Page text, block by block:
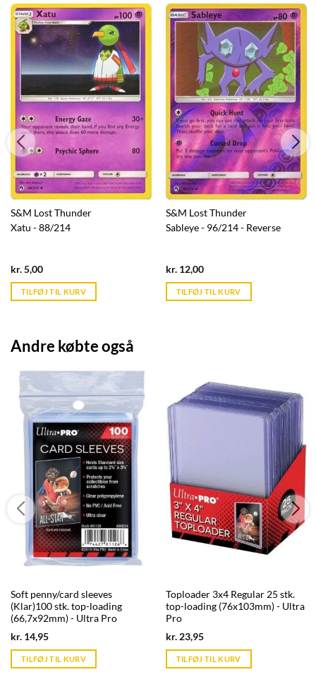
S&M Lost Thunder
Xatu - 88/214
kr.5,00Current
is:
kr. 39,95.
TILFØJ TIL KURV
S&M Lost Thunder
Sableye - 96/214 - Reverse
kr.12,00Current
is:
kr. 39,95.
TILFØJ TIL KURV
Andre købte også
Soft penny/card sleeves
(Klar)100 stk. top-loading
(66,7x92mm) - Ultra Pro
kr. 14,95Current
is:
kr. 39,95.
TILFØJ TIL KURV
Toploader 3x4 Regular 25 stk.
top-loading (76x103mm) - Ultra
Pro
kr.23,95Current
is:
kr. 39,95.
TILFØJ TIL KURV